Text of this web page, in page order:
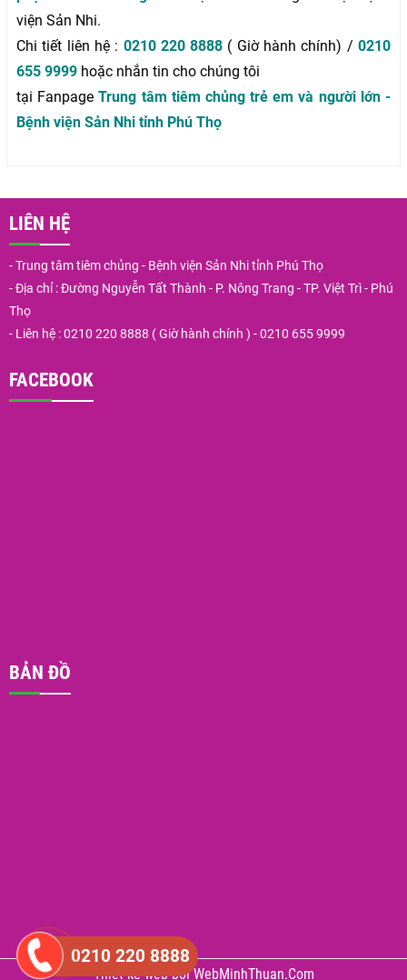
viện Sản Nhi.
Chi tiết liên hệ : 0210 220 8888 ( Giờ hành chính) /0210
655 9999 hoặc nhắn tin cho chúng tôi
tại FanpageTrung tâm tiêm chủng trẻ em và người lớn -
Bệnh viện Sản Nhi tỉnh Phú Thọ
LIÊN HỆ
- Trung tâm tiêm chủng - Bệnh viện Sản Nhi tỉnh Phú Thọ
- Địa chỉ : Đường Nguyễn Tất Thành - P. Nông Trang - TP. Việt Trì - Phú
Thọ
- Liên hệ : 0210 220 8888 ( Giờ hành chính ) - 0210 655 9999
FACEBOOK
BẢN ĐỒ
Thiết kế webbởiWebMinhThuan.Com
0210 220 8888